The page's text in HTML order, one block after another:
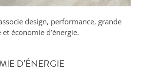
design, performance, grande
économie d’énergie.
D’ÉNERGIE